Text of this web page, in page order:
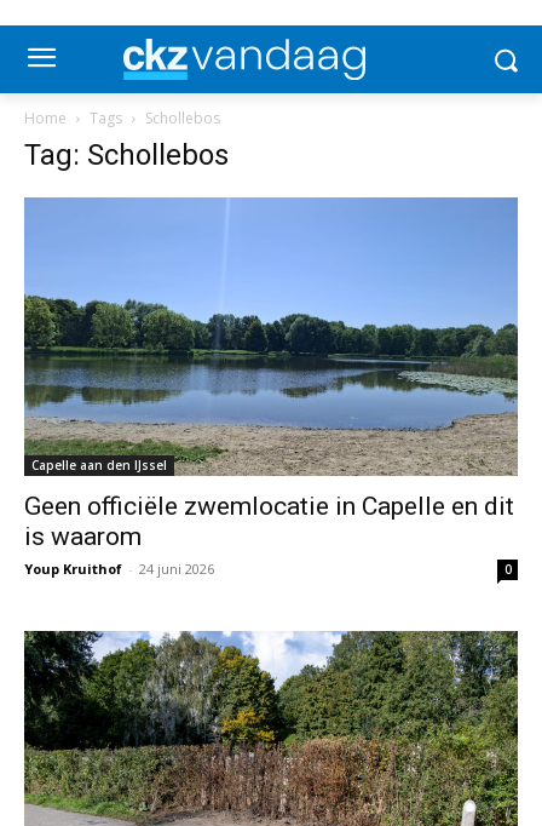
Home Tags Schollebos
Tag: Schollebos
Capelle aan den IJssel
Geen officiële zwemlocatie in Capelle en dit
is waarom
Youp Kruithof - 24 juni 2026 0